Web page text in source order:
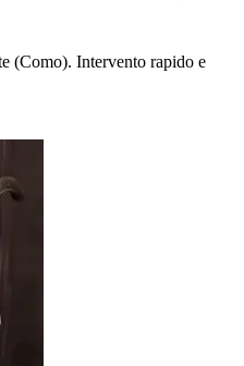
(Como). Intervento rapido e